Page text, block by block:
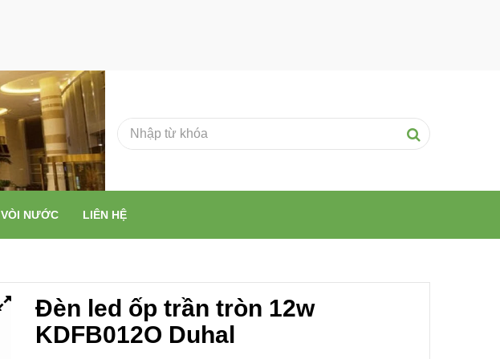
Đèn led ốp trần tròn 12w
KDFB012O Duhal
VÒI NƯỚC LIÊN HỆ